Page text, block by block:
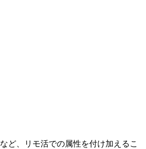
など、リモ活での属性を付け加えるこ